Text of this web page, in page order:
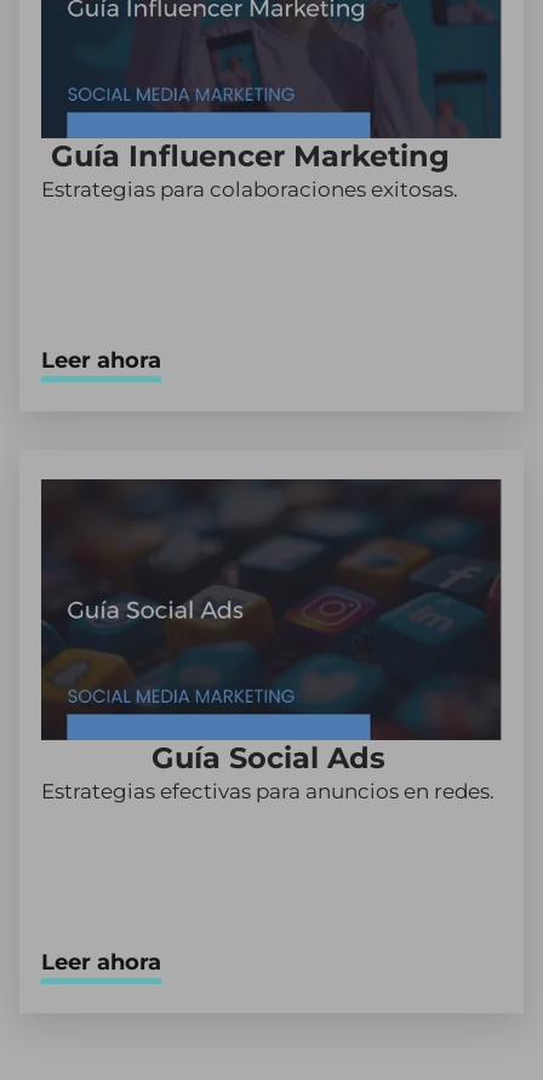
Guía Influencer Marketing
Estrategias para colaboraciones exitosas.
Leer ahora
Guía Social Ads
Estrategias efectivas para anuncios en redes.
Leer ahora